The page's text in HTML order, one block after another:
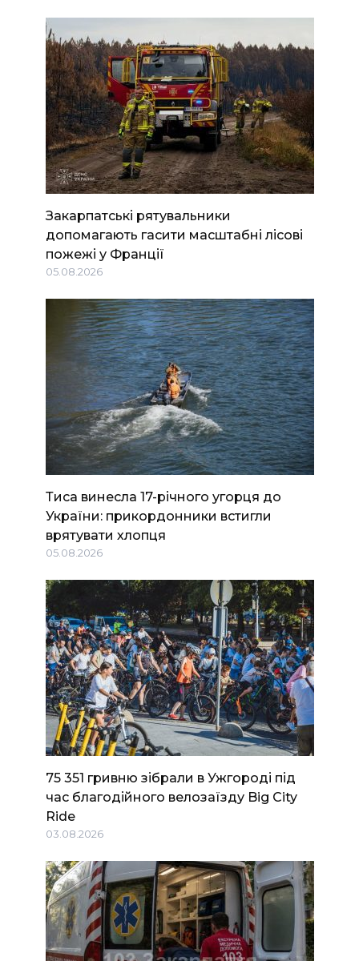
Закарпатські рятувальники
допомагають гасити масштабні лісові
пожежі у Франції
05.08.2026
Тиса винесла 17-річного угорця до
України: прикордонники встигли
врятувати хлопця
05.08.2026
75 351 гривню зібрали в Ужгороді під
час благодійного велозаїзду Big Сity
Ride
03.08.2026